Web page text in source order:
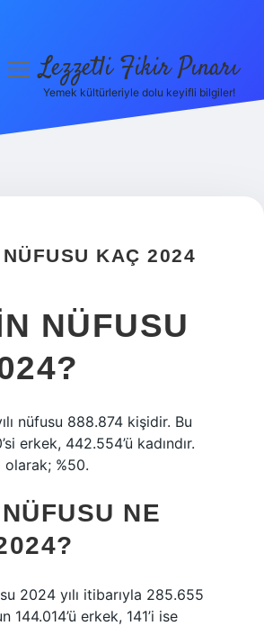
menüyüLezzetli Fikir Pınarı
Yemek kültürleriyle dolu keyifli bilgiler!
KAÇ 2024
NÜFUSU
nüfusu 888.874 kişidir. Bu
erkek, 442.554’ü kadındır.
%50.
NE
2024 yılı itibarıyla 285.655
144.014’ü erkek, 141’i ise